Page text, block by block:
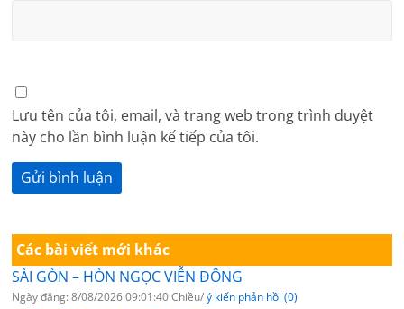
Lưu tên của tôi, email, và trang web trong trình duyệt
này cho lần bình luận kế tiếp của tôi.
Các bài viết mới khác
SÀI GÒN – HÒN NGỌC VIỄN ĐÔNG
Ngày đăng: 8/08/2026 09:01:40 Chiều/ý kiến phản hồi (0)